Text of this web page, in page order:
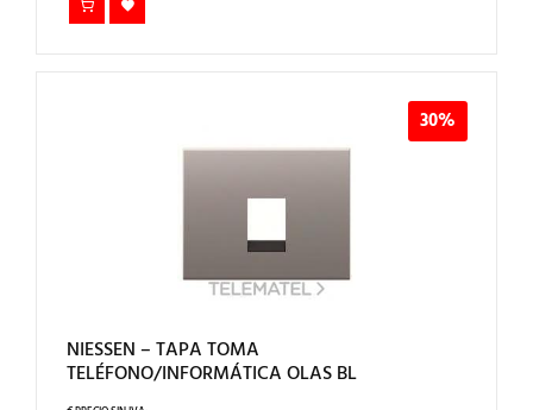
30%
NIESSEN – TAPA TOMA
TELÉFONO/INFORMÁTICA OLAS BL